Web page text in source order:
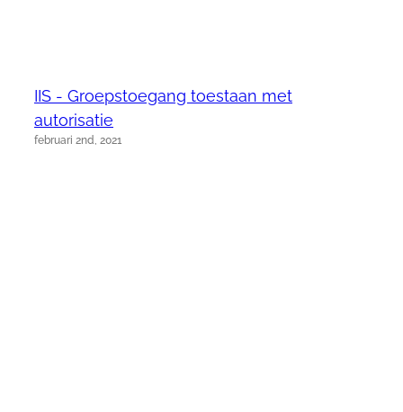
IIS - Groepstoegang toestaan met
autorisatie
februari 2nd, 2021